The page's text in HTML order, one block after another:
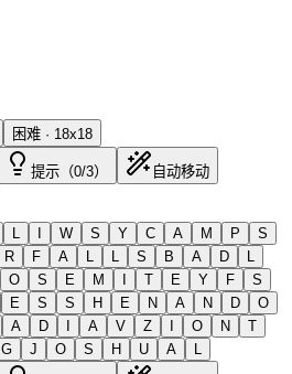
困难 · 18x18
提示（0/3） 自动移动
L I W S Y C A M P
S
R F A L L S B A D
L
O S E M I T E Y F
S
E S S H E N A N D
O
A D I A V Z I O N
T
G J O S H U A L